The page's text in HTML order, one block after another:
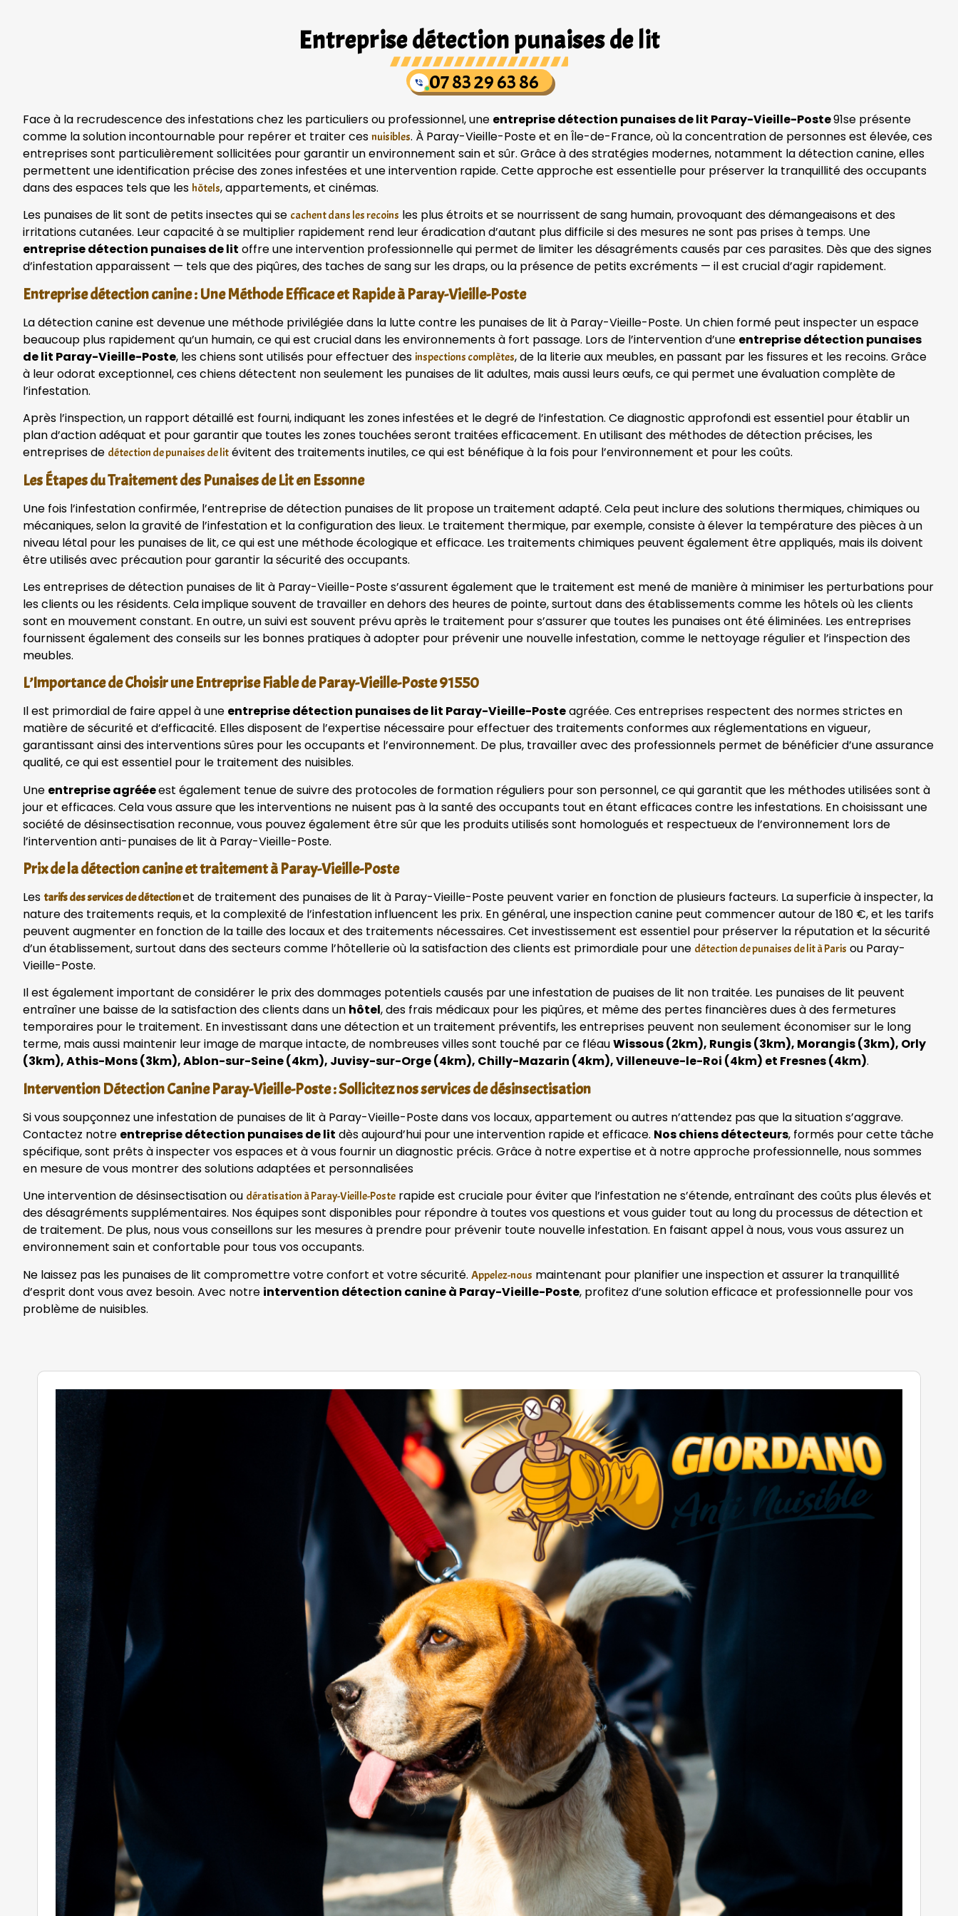
Entreprise détection punaises de lit
07 83 29 63 86
Face à la recrudescence des infestations chez les particuliers ou professionnel, une entreprise détection punaises de lit Paray-Vieille-Poste91se présente
comme la solution incontournable pour repérer et traiter ces nuisibles. À Paray-Vieille-Poste et en Île-de-France, où la concentration de personnes est élevée, ces
entreprises sont particulièrement sollicitées pour garantir un environnement sain et sûr. Grâce à des stratégies modernes, notamment la détection canine, elles
permettent une identification précise des zones infestées et une intervention rapide. Cette approche est essentielle pour préserver la tranquillité des occupants
dans des espaces tels que les hôtels, appartements, et cinémas.
Les punaises de lit sont de petits insectes qui se cachent dans les recoins les plus étroits et se nourrissent de sang humain, provoquant des démangeaisons et des
irritations cutanées. Leur capacité à se multiplier rapidement rend leur éradication d’autant plus difficile si des mesures ne sont pas prises à temps. Une
entreprise détection punaises de lit offre une intervention professionnelle qui permet de limiter les désagréments causés par ces parasites. Dès que des signes
d’infestation apparaissent — tels que des piqûres, des taches de sang sur les draps, ou la présence de petits excréments — il est crucial d’agir rapidement.
Entreprise détection canine : Une Méthode Efficace et Rapide à Paray-Vieille-Poste
La détection canine est devenue une méthode privilégiée dans la lutte contre les punaises de lit à Paray-Vieille-Poste. Un chien formé peut inspecter un espace
beaucoup plus rapidement qu’un humain, ce qui est crucial dans les environnements à fort passage. Lors de l’intervention d’une entreprise détection punaises
de lit Paray-Vieille-Poste, les chiens sont utilisés pour effectuer des inspections complètes, de la literie aux meubles, en passant par les fissures et les recoins. Grâce
à leur odorat exceptionnel, ces chiens détectent non seulement les punaises de lit adultes, mais aussi leurs œufs, ce qui permet une évaluation complète de
l’infestation.
Après l’inspection, un rapport détaillé est fourni, indiquant les zones infestées et le degré de l’infestation. Ce diagnostic approfondi est essentiel pour établir un
plan d’action adéquat et pour garantir que toutes les zones touchées seront traitées efficacement. En utilisant des méthodes de détection précises, les
entreprises de détection de punaises de lit évitent des traitements inutiles, ce qui est bénéfique à la fois pour l’environnement et pour les coûts.
Les Étapes du Traitement des Punaises de Lit en Essonne
Une fois l’infestation confirmée, l’entreprise de détection punaises de lit propose un traitement adapté. Cela peut inclure des solutions thermiques, chimiques ou
mécaniques, selon la gravité de l’infestation et la configuration des lieux. Le traitement thermique, par exemple, consiste à élever la température des pièces à un
niveau létal pour les punaises de lit, ce qui est une méthode écologique et efficace. Les traitements chimiques peuvent également être appliqués, mais ils doivent
être utilisés avec précaution pour garantir la sécurité des occupants.
Les entreprises de détection punaises de lit à Paray-Vieille-Poste s’assurent également que le traitement est mené de manière à minimiser les perturbations pour
les clients ou les résidents. Cela implique souvent de travailler en dehors des heures de pointe, surtout dans des établissements comme les hôtels où les clients
sont en mouvement constant. En outre, un suivi est souvent prévu après le traitement pour s’assurer que toutes les punaises ont été éliminées. Les entreprises
fournissent également des conseils sur les bonnes pratiques à adopter pour prévenir une nouvelle infestation, comme le nettoyage régulier et l’inspection des
meubles.
L’Importance de Choisir une Entreprise Fiable de Paray-Vieille-Poste 91550
Il est primordial de faire appel à une entreprise détection punaises de lit Paray-Vieille-Posteagréée. Ces entreprises respectent des normes strictes en
matière de sécurité et d’efficacité. Elles disposent de l’expertise nécessaire pour effectuer des traitements conformes aux réglementations en vigueur,
garantissant ainsi des interventions sûres pour les occupants et l’environnement. De plus, travailler avec des professionnels permet de bénéficier d’une assurance
qualité, ce qui est essentiel pour le traitement des nuisibles.
Une entreprise agrééeest également tenue de suivre des protocoles de formation réguliers pour son personnel, ce qui garantit que les méthodes utilisées sont à
jour et efficaces. Cela vous assure que les interventions ne nuisent pas à la santé des occupants tout en étant efficaces contre les infestations. En choisissant une
société de désinsectisation reconnue, vous pouvez également être sûr que les produits utilisés sont homologués et respectueux de l’environnement lors de
l’intervention anti-punaises de lit à Paray-Vieille-Poste.
Prix de la détection canine et traitement à Paray-Vieille-Poste
Les tarifs des services de détectionet de traitement des punaises de lit à Paray-Vieille-Poste peuvent varier en fonction de plusieurs facteurs. La superficie à inspecter, la
nature des traitements requis, et la complexité de l’infestation influencent les prix. En général, une inspection canine peut commencer autour de 180 €, et les tarifs
peuvent augmenter en fonction de la taille des locaux et des traitements nécessaires. Cet investissement est essentiel pour préserver la réputation et la sécurité
d’un établissement, surtout dans des secteurs comme l’hôtellerie où la satisfaction des clients est primordiale pour une détection de punaises de lit à Paris ou Paray-
Vieille-Poste.
Il est également important de considérer le prix des dommages potentiels causés par une infestation de puaises de lit non traitée. Les punaises de lit peuvent
entraîner une baisse de la satisfaction des clients dans un hôtel, des frais médicaux pour les piqûres, et même des pertes financières dues à des fermetures
temporaires pour le traitement. En investissant dans une détection et un traitement préventifs, les entreprises peuvent non seulement économiser sur le long
terme, mais aussi maintenir leur image de marque intacte, de nombreuses villes sont touché par ce fléauWissous (2km), Rungis (3km), Morangis (3km), Orly
(3km), Athis-Mons (3km), Ablon-sur-Seine (4km), Juvisy-sur-Orge (4km), Chilly-Mazarin (4km), Villeneuve-le-Roi (4km) et Fresnes (4km).
Intervention Détection Canine Paray-Vieille-Poste : Sollicitez nos services de désinsectisation
Si vous soupçonnez une infestation de punaises de lit à Paray-Vieille-Poste dans vos locaux, appartement ou autres n’attendez pas que la situation s’aggrave.
Contactez notre entreprise détection punaises de lit dès aujourd’hui pour une intervention rapide et efficace. Nos chiens détecteurs, formés pour cette tâche
spécifique, sont prêts à inspecter vos espaces et à vous fournir un diagnostic précis. Grâce à notre expertise et à notre approche professionnelle, nous sommes
en mesure de vous montrer des solutions adaptées et personnalisées
Une intervention de désinsectisation ou dératisation à Paray-Vieille-Poste rapide est cruciale pour éviter que l’infestation ne s’étende, entraînant des coûts plus élevés et
des désagréments supplémentaires. Nos équipes sont disponibles pour répondre à toutes vos questions et vous guider tout au long du processus de détection et
de traitement. De plus, nous vous conseillons sur les mesures à prendre pour prévenir toute nouvelle infestation. En faisant appel à nous, vous vous assurez un
environnement sain et confortable pour tous vos occupants.
Ne laissez pas les punaises de lit compromettre votre confort et votre sécurité. Appelez-nous maintenant pour planifier une inspection et assurer la tranquillité
d’esprit dont vous avez besoin. Avec notre intervention détection canine à Paray-Vieille-Poste, profitez d’une solution efficace et professionnelle pour vos
problème de nuisibles.